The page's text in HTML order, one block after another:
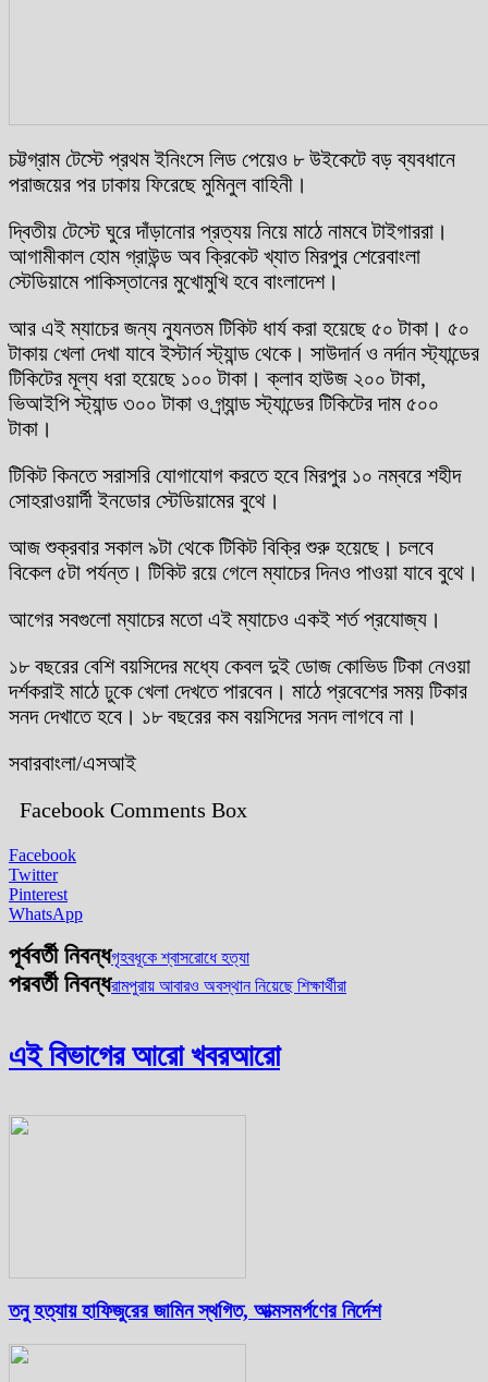
চট্টগ্রাম টেস্টে প্রথম ইনিংসে লিড পেয়েও ৮ উইকেটে বড় ব্যবধানে
পরাজয়ের পর ঢাকায় ফিরেছে মুমিনুল বাহিনী।
দ্বিতীয় টেস্টে ঘুরে দাঁড়ানোর প্রত্যয় নিয়ে মাঠে নামবে টাইগাররা।
আগামীকাল হোম গ্রাউন্ড অব ক্রিকেট খ্যাত মিরপুর শেরেবাংলা
স্টেডিয়ামে পাকিস্তানের মুখোমুখি হবে বাংলাদেশ।
আর এই ম্যাচের জন্য ন্যুনতম টিকিট ধার্য করা হয়েছে ৫০ টাকা। ৫০
টাকায় খেলা দেখা যাবে ইস্টার্ন স্ট্যান্ড থেকে। সাউদার্ন ও নর্দান স্ট্যান্ডের
টিকিটের মূল্য ধরা হয়েছে ১০০ টাকা। ক্লাব হাউজ ২০০ টাকা,
ভিআইপি স্ট্যান্ড ৩০০ টাকা ও গ্র্যান্ড স্ট্যান্ডের টিকিটের দাম ৫০০
টাকা।
টিকিট কিনতে সরাসরি যোগাযোগ করতে হবে মিরপুর ১০ নম্বরে শহীদ
সোহরাওয়ার্দী ইনডোর স্টেডিয়ামের বুথে।
আজ শুক্রবার সকাল ৯টা থেকে টিকিট বিক্রি শুরু হয়েছে। চলবে
বিকেল ৫টা পর্যন্ত। টিকিট রয়ে গেলে ম্যাচের দিনও পাওয়া যাবে বুথে।
আগের সবগুলো ম্যাচের মতো এই ম্যাচেও একই শর্ত প্রযোজ্য।
১৮ বছরের বেশি বয়সিদের মধ্যে কেবল দুই ডোজ কোভিড টিকা নেওয়া
দর্শকরাই মাঠে ঢুকে খেলা দেখতে পারবেন। মাঠে প্রবেশের সময় টিকার
সনদ দেখাতে হবে। ১৮ বছরের কম বয়সিদের সনদ লাগবে না।
সবারবাংলা/এসআই
Facebook Comments Box
Facebook
Twitter
Pinterest
WhatsApp
পূর্ববর্তী নিবন্ধগৃহবধূকে শ্বাসরোধে হত্যা
পরবর্তী নিবন্ধরামপুরায় আবারও অবস্থান নিয়েছে শিক্ষার্থীরা
এই বিভাগের আরো খবরআরো
তনু হত্যায় হাফিজুরের জামিন স্থগিত, আত্মসমর্পণের নির্দেশ